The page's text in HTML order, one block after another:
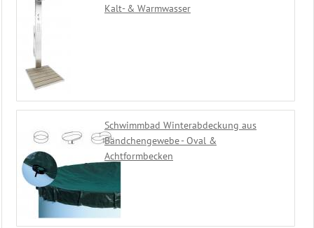
Kalt- & Warmwasser
Schwimmbad Winterabdeckung aus
Bändchengewebe - Oval &
Achtformbecken